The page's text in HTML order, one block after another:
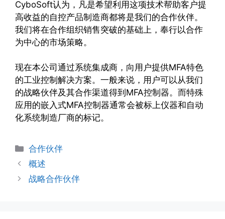
CyboSoft认为，凡是希望利用这项技术帮助客户提
高收益的自控产品制造商都将是我们的合作伙伴。
我们将在合作组织销售突破的基础上，奉行以合作
为中心的市场策略。
现在本公司通过系统集成商，向用户提供MFA特色
的工业控制解决方案。一般来说，用户可以从我们
的战略伙伴及其合作渠道得到MFA控制器。而特殊
应用的嵌入式MFA控制器通常会被标上仪器和自动
化系统制造厂商的标记。
分
类
合作伙伴
概述
战略合作伙伴